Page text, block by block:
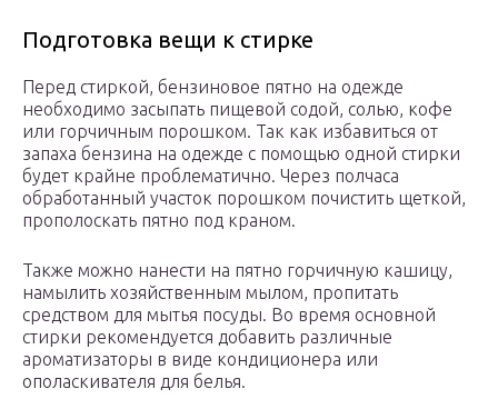
Подготовка вещи к стирке
Перед стиркой, бензиновое пятно на одежде
необходимо засыпать пищевой содой, солью, кофе
или горчичным порошком. Так как избавиться от
запаха бензина на одежде с помощью одной стирки
будет крайне проблематично. Через полчаса
обработанный участок порошком почистить щеткой,
прополоскать пятно под краном.
Также можно нанести на пятно горчичную кашицу,
намылить хозяйственным мылом, пропитать
средством для мытья посуды. Во время основной
стирки рекомендуется добавить различные
ароматизаторы в виде кондиционера или
ополаскивателя для белья.